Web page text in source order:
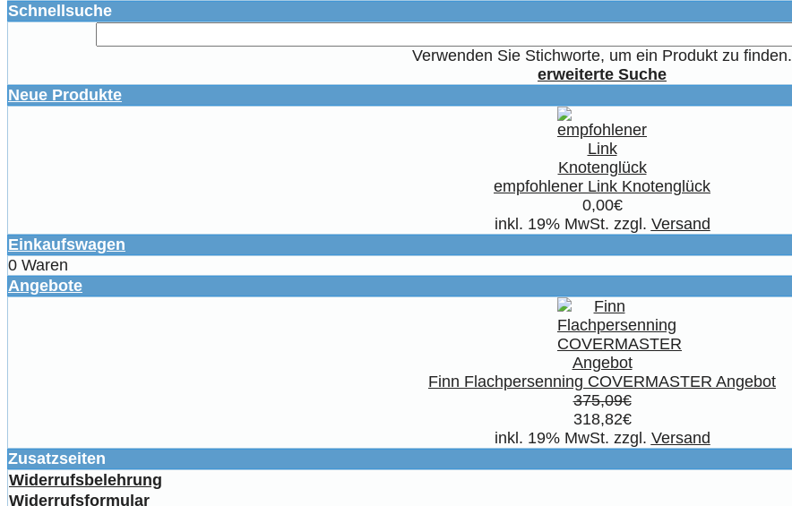
Schnellsuche
Verwenden Sie Stichworte, um ein Produkt zu finden.
erweiterte Suche
Neue Produkte
empfohlener Link Knotenglück
0,00€
inkl. 19% MwSt. zzgl. Versand
Einkaufswagen
0 Waren
Angebote
Finn Flachpersenning COVERMASTER Angebot
375,09€
318,82€
inkl. 19% MwSt. zzgl. Versand
Zusatzseiten
Widerrufsbelehrung
Widerrufsformular